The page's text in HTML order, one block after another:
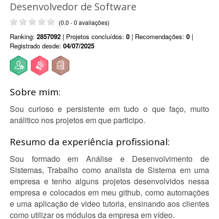
Desenvolvedor de Software
(0.0 - 0 avaliações)
Ranking: 2857092 | Projetos concluídos: 0 | Recomendações: 0 |
Registrado desde: 04/07/2025
Sobre mim:
Sou curioso e persistente em tudo o que faço, muito
análitico nos projetos em que participo.
Resumo da experiência profissional:
Sou formado em Análise e Desenvolvimento de
Sistemas, Trabalho como analista de Sistema em uma
empresa e tenho alguns projetos desenvolvidos nessa
empresa e colocados em meu github, como automações
e uma aplicação de video tutoria, ensinando aos clientes
como utilizar os módulos da empresa em vídeo.